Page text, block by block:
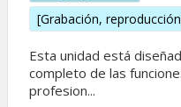
[Grabación,
Esta unidad está
completo de las
profesion...